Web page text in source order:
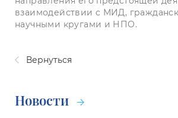
взаимодействии с МИД,
научными кругами и НПО.
Вернуться
Новости